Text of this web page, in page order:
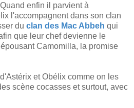
enfin il parvient à
l'accompagnent dans son clan
du clan des Mac Abbeh qui
que leur chef devienne le
Camomilla, la promise
et Obélix comme on les
scène cocasses et surtout, avec